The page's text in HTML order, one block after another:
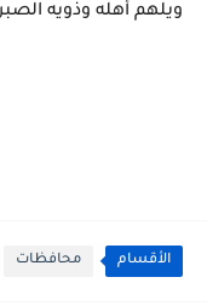
ويلهم أهله وذويه
الأقسام محافظات